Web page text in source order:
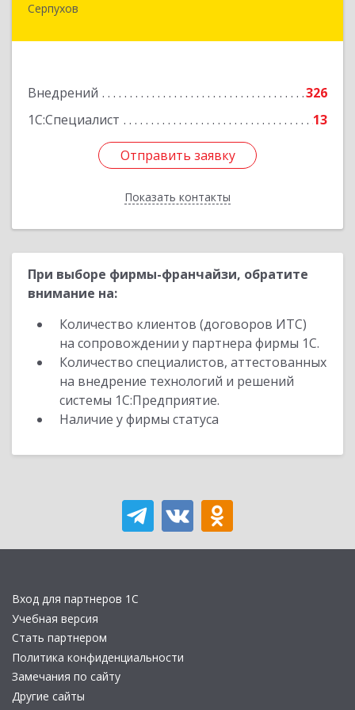
Серпухов
Внедрений
326
1С:Специалист
13
Отправить заявку
Показать контакты
Отправить заявку
Назад
При выборе фирмы-франчайзи, обратите
внимание на:
Количество клиентов (договоров ИТС)
на сопровождении у партнера фирмы 1С.
Количество специалистов, аттестованных
на внедрение технологий и решений
системы 1С:Предприятие.
Наличие у фирмы статуса
Вход для партнеров 1С
Учебная версия
Стать партнером
Политика конфиденциальности
Замечания по сайту
Другие сайты